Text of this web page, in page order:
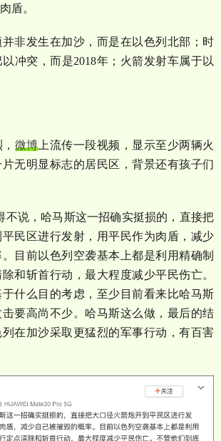
盾。
非发生在加沙，而是在以色列北部；时
冲突，而是2018年；火箭发射车属于以
微博上流传一段视频，显示至少两辆火
无明显标志的居民区，背景还有孩子们
不说，哈马斯这一招确实挺损的，直接把
民区进行发射，用平民作为肉盾，减少
目前以色列空袭基本上都是利用精确制
和斩首行动，最大程度减少平民伤亡。
什么目的考虑，至少目前看来比哈马斯
要高尚不少。哈马斯这么做，最后的结
在加沙采取更猛烈的军事行动，有百害